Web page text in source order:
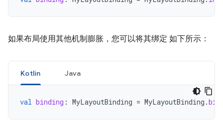
如果布局使用其他机制膨胀，您可以将其绑定 如下所示：
Kotlin Java
val binding : MyLayoutBinding = MyLayoutBinding .